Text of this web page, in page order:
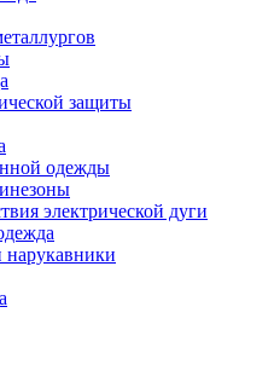
защиты
одежды
электрической дуги
нарукавники